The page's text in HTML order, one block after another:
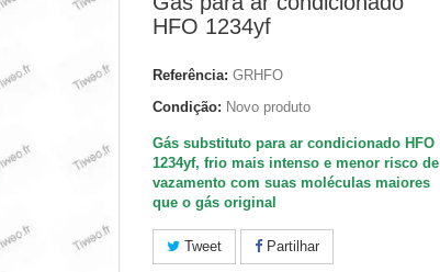
HFO 1234yf
Referência: GRHFO
Condição: Novo produto
Gás substituto para ar condicionado HFO
1234yf, frio mais intenso e menor risco de
vazamento com suas moléculas maiores
que o gás original
Tweet Partilhar